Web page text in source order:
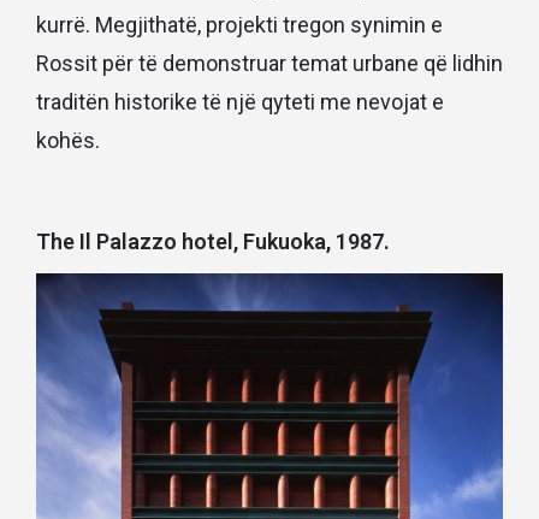
kurrë. Megjithatë, projekti tregon synimin e
Rossit për të demonstruar temat urbane që lidhin
traditën historike të një qyteti me nevojat e
kohës.
The Il Palazzo hotel, Fukuoka, 1987.